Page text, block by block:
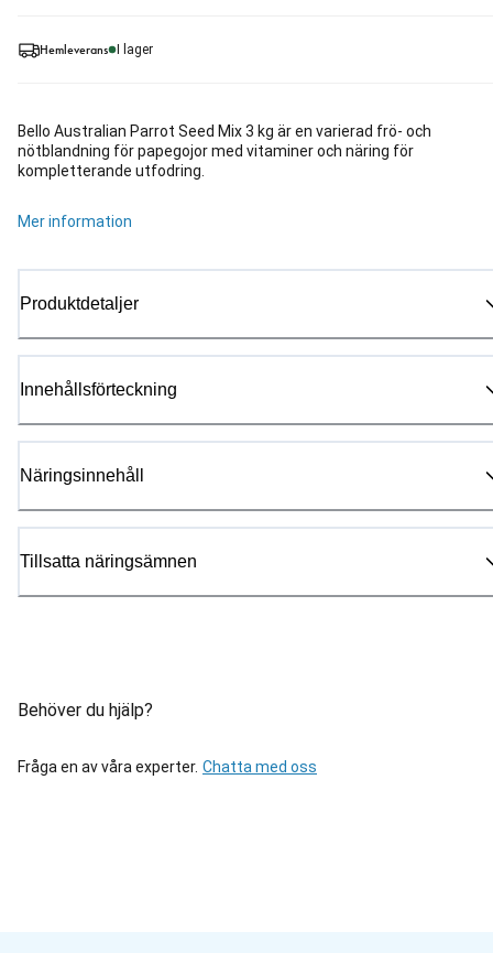
Hemleverans I lager
Bello Australian Parrot Seed Mix 3 kg är en varierad frö- och
nötblandning för papegojor med vitaminer och näring för
kompletterande utfodring.
Mer information
Produktdetaljer
Innehållsförteckning
Näringsinnehåll
Tillsatta näringsämnen
Behöver du hjälp?
Fråga en av våra experter. Chatta med oss